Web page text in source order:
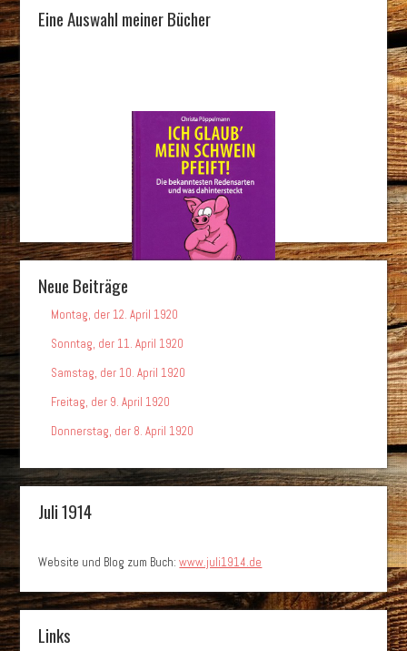
Eine Auswahl meiner Bücher
Neue Beiträge
Montag, der 12. April 1920
Sonntag, der 11. April 1920
Samstag, der 10. April 1920
Freitag, der 9. April 1920
Donnerstag, der 8. April 1920
Juli 1914
Website und Blog zum Buch:www.juli1914.de
Links